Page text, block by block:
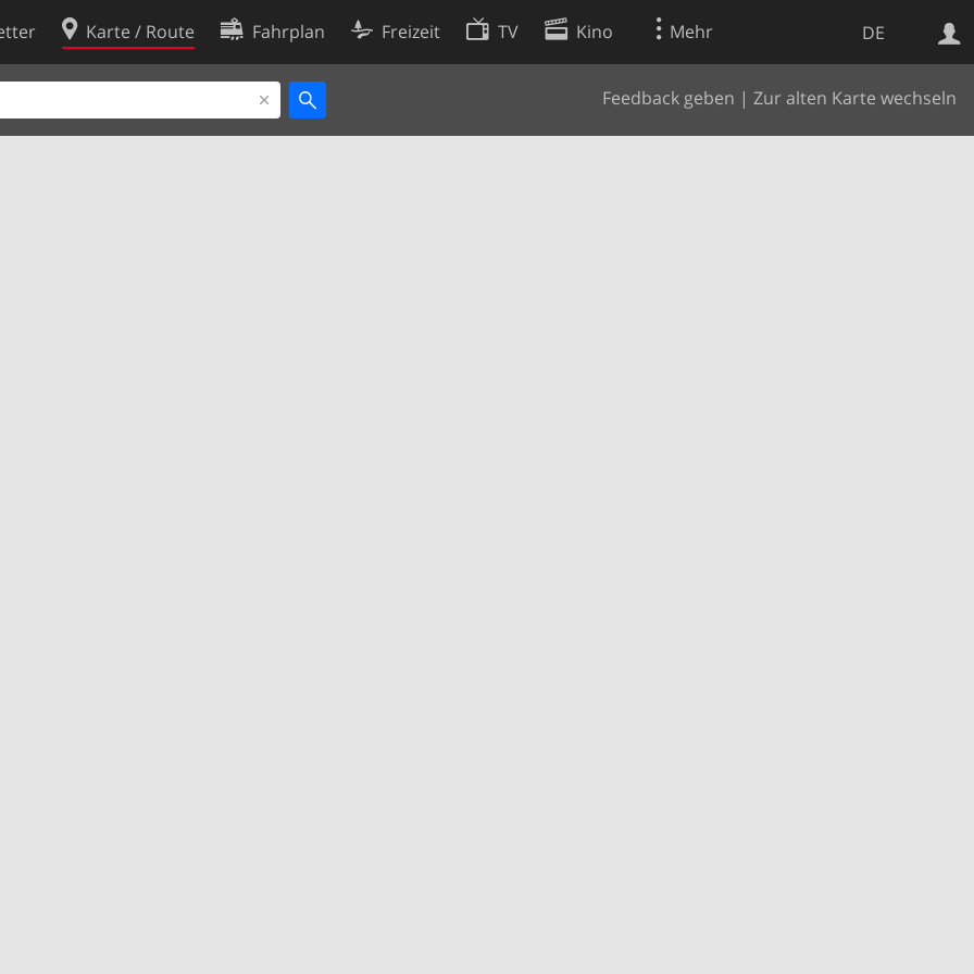
DE
Karte / Route Fahrplan Freizeit TV Kino Mehr
Feedback geben | Zur alten Karte wechseln
Websuche
Cookie-Richtlinie
Cookie-Einstellungen